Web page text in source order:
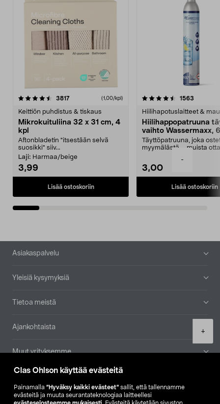
Clas Ohlson käyttää evästeitä
Painamalla ”Hyväksy kaikki evästeet” sallit, että tallennamme
evästeitä ja muuta seurantateknologiaa laitteellesi
-
+
3817arvostelut (1,00/kpl)
Keittiön puhdistus & tiskaus
Mikrokuituliina 32 x 31 cm, 4
kpl
Aftonbladetin "itsestään selvä
suosikki" siiv...
Laji: Harmaa/beige
3,99
Lisää ostoskoriin
4.5viidestä
1563
Hiilihapotuslaitteet &
Hiilihappopatruuna
vaihto Wassermaxx,
Täyttöpatruuna, joka
myymälästä – muista
3,00
Lisää ostoskoriin
4.5viidestä
Alatunniste
Asiakaspalvelu
Yleisiä kysymyksiä
Tietoa meistä
Ajankohtaista
Muut yrityksemme
Etsi myymälä
SE NO FI